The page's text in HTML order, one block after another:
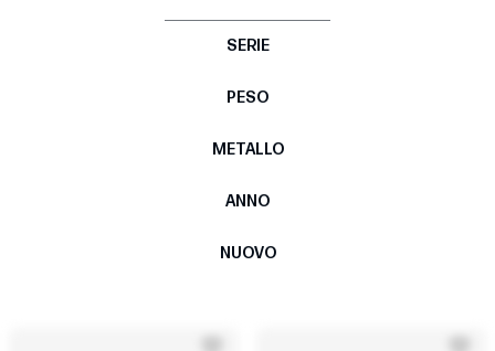
SERIE
PESO
METALLO
ANNO
NUOVO